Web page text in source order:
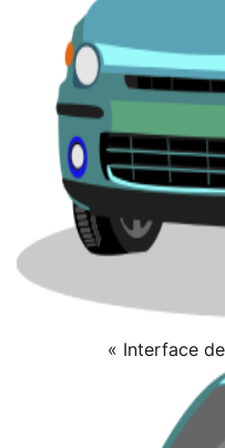
« Interface